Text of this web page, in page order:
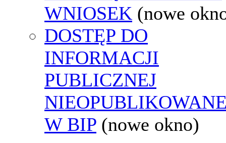
WNIOSEK (nowe
DOSTĘP DO
INFORMACJI
PUBLICZNEJ
W BIP (nowe okno)